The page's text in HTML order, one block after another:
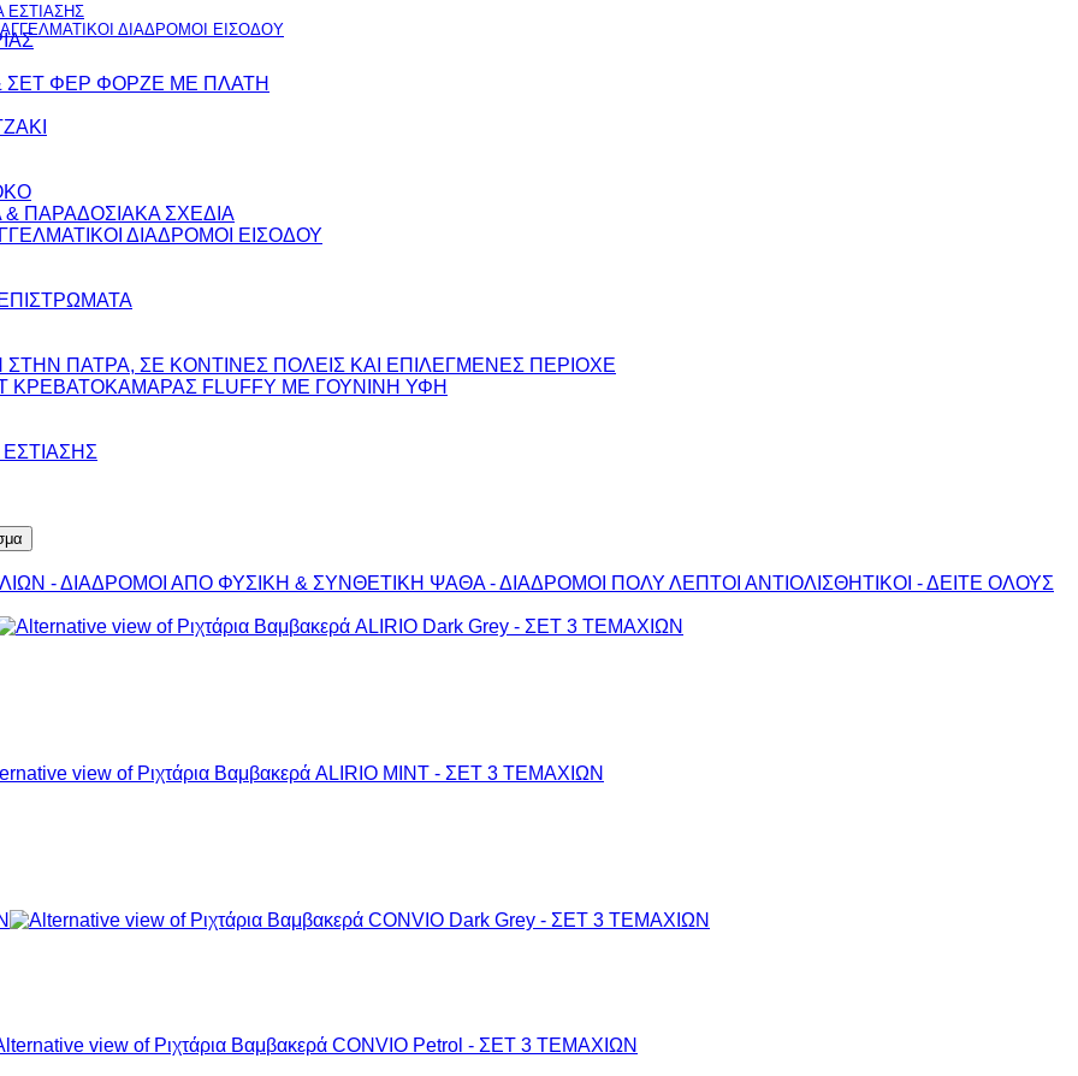
ΔΙΑΔΡΟΜΟΙ ΕΙΣΟΔΟΥ
ΣΕΤ ΦΕΡ ΦΟΡΖΕ ΜΕ ΠΛΑΤΗ
ΠΑΡΑΔΟΣΙΑΚΑ ΣΧΕΔΙΑ
ΔΙΑΔΡΟΜΟΙ ΕΙΣΟΔΟΥ
ΠΑΤΡΑ, ΣΕ ΚΟΝΤΙΝΕΣ ΠΟΛΕΙΣ ΚΑΙ ΕΠΙΛΕΓΜΕΝΕΣ ΠΕΡΙΟΧΕ
ΚΡΕΒΑΤΟΚΑΜΑΡΑΣ FLUFFY ΜΕ ΓΟΥΝΙΝΗ ΥΦΗ
- ΔΙΑΔΡΟΜΟΙ ΑΠΟ ΦΥΣΙΚΗ & ΣΥΝΘΕΤΙΚΗ ΨΑΘΑ - ΔΙΑΔΡΟΜΟΙ ΠΟΛΥ ΛΕΠΤΟΙ ΑΝΤΙΟΛΙΣΘΗΤΙΚΟΙ - ΔΕΙΤΕ ΟΛΟΥΣ